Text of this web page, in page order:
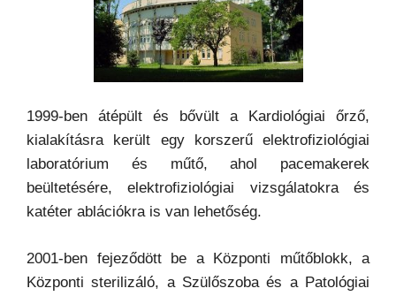
1999-ben átépült és bővült a Kardiológiai őrző,
kialakításra került egy korszerű elektrofiziológiai
laboratórium és műtő, ahol pacemakerek
beültetésére, elektrofiziológiai vizsgálatokra és
katéter ablációkra is van lehetőség.
2001-ben fejeződött be a Központi műtőblokk, a
Központi sterilizáló, a Szülőszoba és a Patológiai